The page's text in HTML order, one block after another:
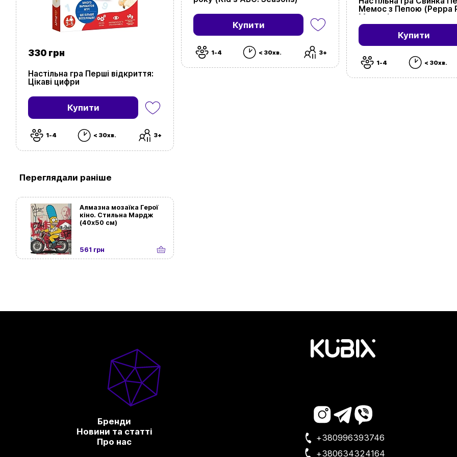
330 грн
Настільна гра Перші відкриття:
Цікаві цифри
Купити
1-4 < 30хв. 3+
Купити
1-4 < 30хв. 3+
Мемос з Пепою (Peppa
Memos)
Купити
1-4 < 30хв.
Переглядали раніше
Алмазна мозаїка Герої
кіно. Стильна Мардж
(40х50 см)
561 грн
Бренди
Новини та статті
Про нас
+380996393746
+380634324164